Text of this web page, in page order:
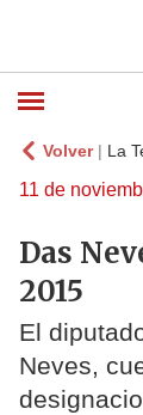
Volver| La
11 de
Das
2015
El
Neves,